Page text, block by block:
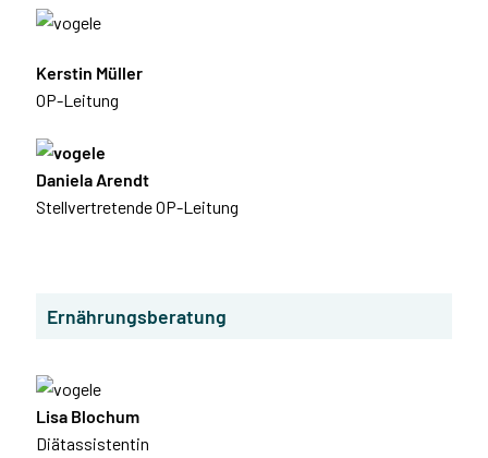
Kerstin Müller
OP-Leitung
Daniela Arendt
Stellvertretende OP-Leitung
Ernährungsberatung
Lisa Blochum
Diätassistentin